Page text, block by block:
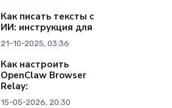
Как писать тексты с
ИИ: инструкция для
21-10-2025, 03:36
Как настроить
OpenClaw Browser
Relay:
15-05-2026, 20:30